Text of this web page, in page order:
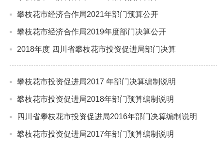
攀枝花市经济合作局2021年部门预算公开
攀枝花市经济合作局2019年度部门决算公开
2018年度 四川省攀枝花市投资促进局部门决算
攀枝花市投资促进局2017 年部门决算编制说明
攀枝花市投资促进局2018年部门预算编制说明
四川省攀枝花市投资促进局2016年部门决算编制说明
攀枝花市投资促进局2017年部门预算编制说明